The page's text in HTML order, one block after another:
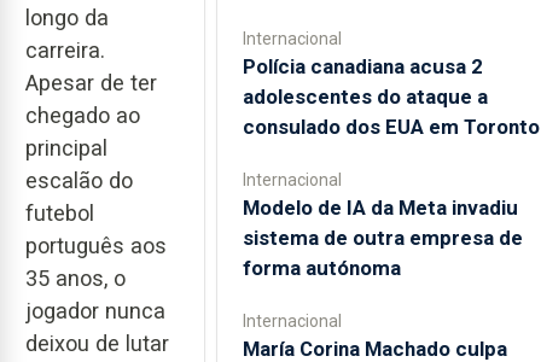
longo da
carreira.
Apesar de ter
chegado ao
principal
escalão do
futebol
português aos
35 anos, o
jogador nunca
deixou de lutar
Internacional
Polícia canadiana acusa 2
adolescentes do ataque a
consulado dos EUA em Toronto
Internacional
Modelo de IA da Meta invadiu
sistema de outra empresa de
forma autónoma
Internacional
María Corina Machado culpa